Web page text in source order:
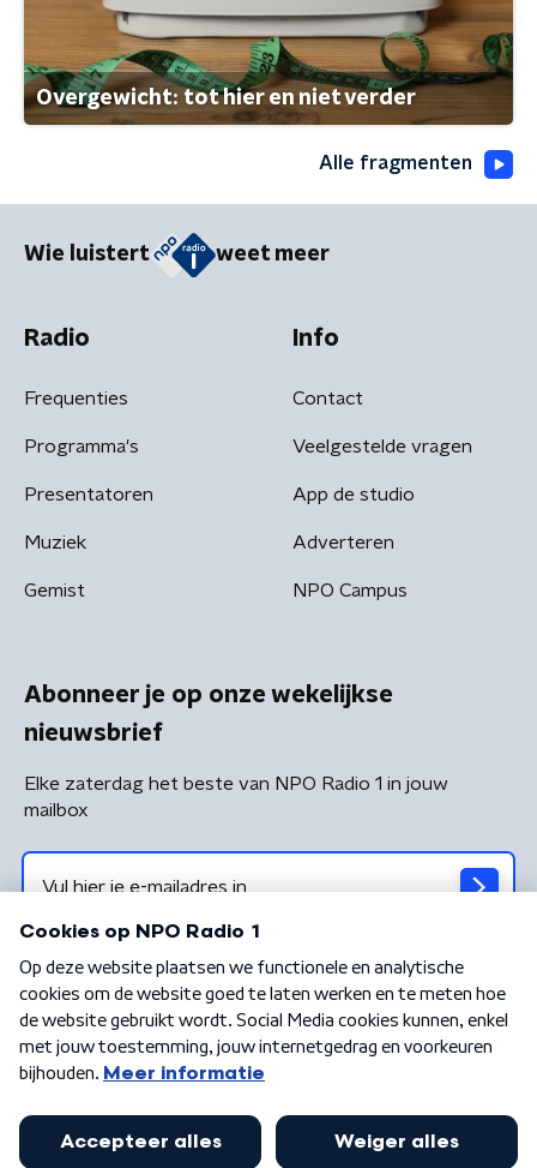
Overgewicht: tot hier en niet verder
Alle fragmenten
Wie luistert weet meer
Radio
Frequenties
Programma's
Presentatoren
Muziek
Gemist
Info
Contact
Veelgestelde vragen
App de studio
Adverteren
NPO Campus
Abonneer je op onze wekelijkse
nieuwsbrief
Elke zaterdag het beste van NPO Radio 1 in jouw
mailbox
Algemene voorwaarden